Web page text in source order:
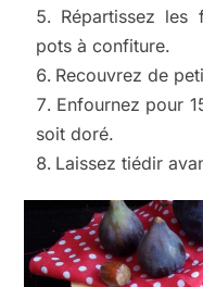
Répartissez
pots à confiture.
Recouvrez de
Enfournez pour
soit doré.
Laissez tiédir